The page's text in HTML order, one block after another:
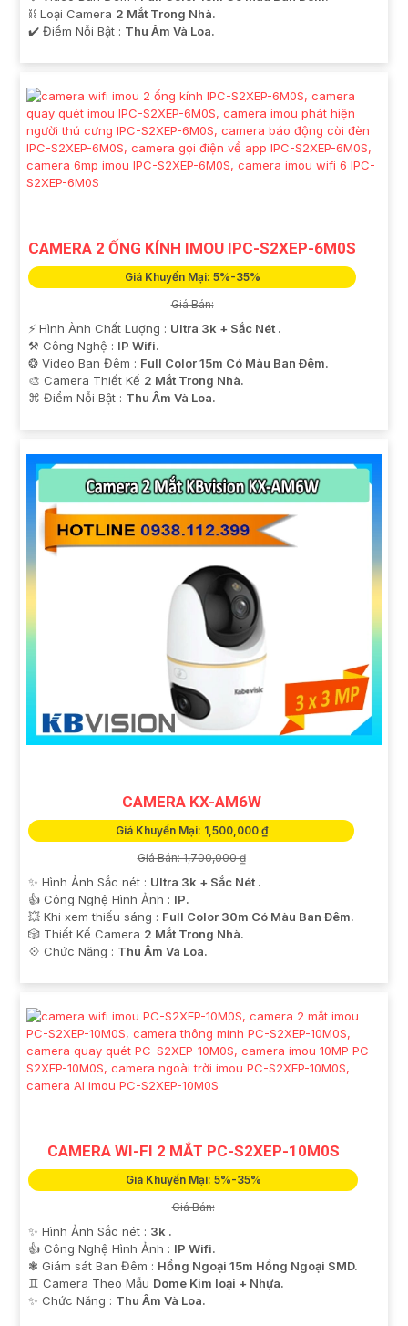
⛓ Loại Camera 2 Mắt Trong Nhà.
️✔️ Điểm Nỗi Bật : Thu Âm Và Loa.
CAMERA 2 ỐNG KÍNH IMOU IPC-S2XEP-6M0S
Giá Khuyến Mại: 5%-35%
Giá Bán:
️⚡ Hình Ành Chất Lượng : Ultra 3k + Sắc Nét .
⚒ Công Nghệ : IP Wifi.
❂ Video Ban Đêm : Full Color 15m Có Màu Ban Ðêm.
🎨 Camera Thiết Kế 2 Mắt Trong Nhà.
️⌘ Điểm Nỗi Bật : Thu Âm Và Loa.
CAMERA KX-AM6W
Giá Khuyến Mại: 1,500,000 ₫
Giá Bán: 1,700,000 ₫
✨ Hình Ảnh Sắc nét : Ultra 3k + Sắc Nét .
👍 Công Nghệ Hình Ảnh : IP.
💥 Khi xem thiếu sáng : Full Color 30m Có Màu Ban Ðêm.
🎲 Thiết Kế Camera 2 Mắt Trong Nhà.
️💠 Chức Năng : Thu Âm Và Loa.
CAMERA WI-FI 2 MẮT PC-S2XEP-10M0S
Giá Khuyến Mại: 5%-35%
Giá Bán:
✨ Hình Ảnh Sắc nét : 3k .
👍 Công Nghệ Hình Ảnh : IP Wifi.
❃ Giám sát Ban Đêm : Hồng Ngoại 15m Hồng Ngoại SMD.
♊ Camera Theo Mẫu Dome Kim loại + Nhựa.
️✨ Chức Năng : Thu Âm Và Loa.